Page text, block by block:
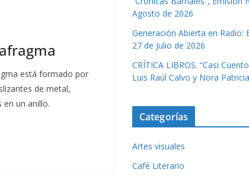
está formado por
de metal,
un anillo.
Agosto de 2026
Generación Abierta en Radio:
27 de Julio de 2026
CRÍTICA LIBROS. “Casi
Luis Raúl Calvo y Nora
Categorías
Artes visuales
Café Literario